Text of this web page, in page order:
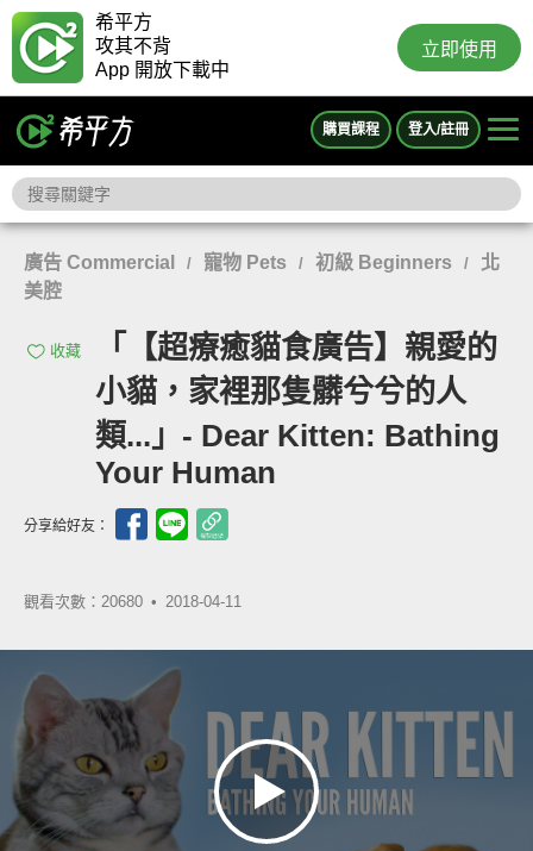
希平方
攻其不背
App 開放下載中
立即使用
購買課程 登入/註冊
廣告 Commercial / 寵物 Pets / 初級 Beginners /
北
美腔
收藏
「【超療癒貓食廣告】親愛的
小貓，家裡那隻髒兮兮的人
類...」- Dear Kitten: Bathing
Your Human
分享給好友：
觀看次數：20680 • 2018-04-11